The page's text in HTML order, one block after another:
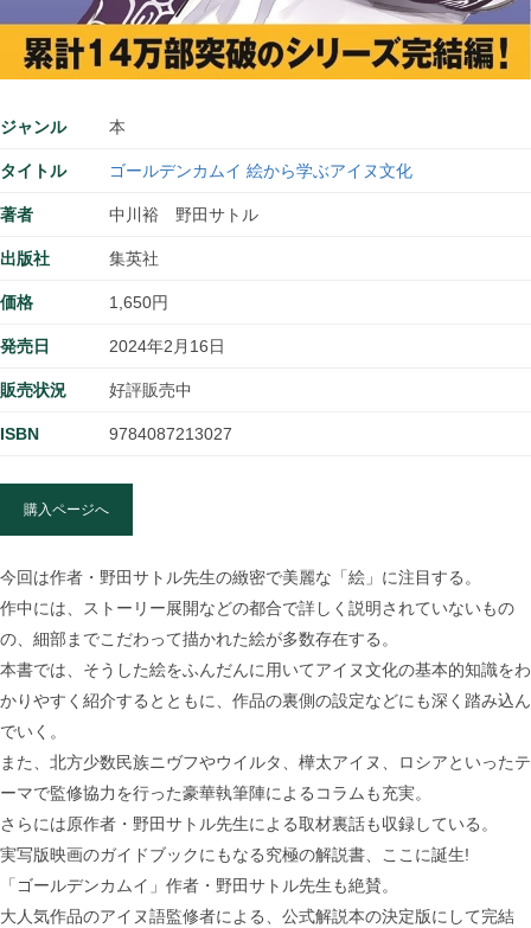
ジャンル 本
タイトル ゴールデンカムイ 絵から学ぶアイヌ文化
著者 中川裕 野田サトル
出版社 集英社
価格 1,650円
発売日 2024年2月16日
販売状況 好評販売中
ISBN 9784087213027
購入ページへ
今回は作者・野田サトル先生の緻密で美麗な「絵」に注目する。
作中には、ストーリー展開などの都合で詳しく説明されていないもの
の、細部までこだわって描かれた絵が多数存在する。
本書では、そうした絵をふんだんに用いてアイヌ文化の基本的知識をわ
かりやすく紹介するとともに、作品の裏側の設定などにも深く踏み込ん
でいく。
また、北方少数民族ニヴフやウイルタ、樺太アイヌ、ロシアといったテ
ーマで監修協力を行った豪華執筆陣によるコラムも充実。
さらには原作者・野田サトル先生による取材裏話も収録している。
実写版映画のガイドブックにもなる究極の解説書、ここに誕生!
「ゴールデンカムイ」作者・野田サトル先生も絶賛。
大人気作品のアイヌ語監修者による、公式解説本の決定版にして完結